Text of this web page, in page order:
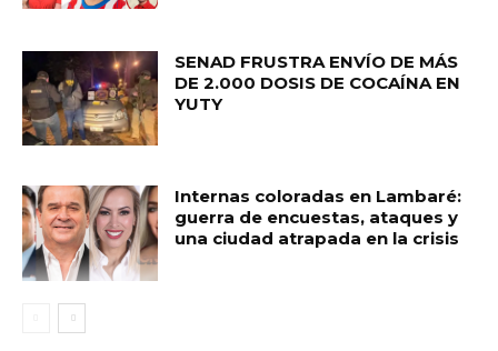
SENAD FRUSTRA ENVÍO DE MÁS
DE 2.000 DOSIS DE COCAÍNA EN
YUTY
Internas coloradas en Lambaré:
guerra de encuestas, ataques y
una ciudad atrapada en la crisis